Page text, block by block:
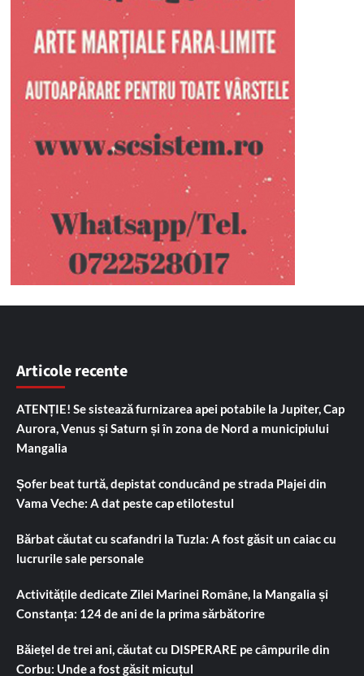
Articole recente
ATENȚIE! Se sistează furnizarea apei potabile la Jupiter, Cap
Aurora, Venus și Saturn și în zona de Nord a municipiului
Mangalia
Șofer beat turtă, depistat conducând pe strada Plajei din
Vama Veche: A dat peste cap etilotestul
Bărbat căutat cu scafandri la Tuzla: A fost găsit un caiac cu
lucrurile sale personale
Activitățile dedicate Zilei Marinei Române, la Mangalia și
Constanța: 124 de ani de la prima sărbătorire
Băiețel de trei ani, căutat cu DISPERARE pe câmpurile din
Corbu: Unde a fost găsit micuțul